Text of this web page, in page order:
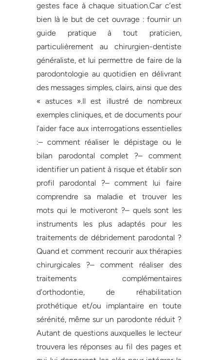
gestes face à chaque situation.Car c’est
bien là le but de cet ouvrage : fournir un
guide pratique à tout praticien,
particulièrement au chirurgien-dentiste
généraliste, et lui permettre de faire de la
parodontologie au quotidien en délivrant
des messages simples, clairs, ainsi que des
« astuces ».Il est illustré de nombreux
exemples cliniques, et de documents pour
l’aider face aux interrogations essentielles
:– comment réaliser le dépistage ou le
bilan parodontal complet ?– comment
identifier un patient à risque et établir son
profil parodontal ?– comment lui faire
comprendre sa maladie et trouver les
mots qui le motiveront ?– quels sont les
instruments les plus adaptés pour les
traitements de débridement parodontal ?
Quand et comment recourir aux thérapies
chirurgicales ?– comment réaliser des
traitements complémentaires
d’orthodontie, de réhabilitation
prothétique et/ou implantaire en toute
sérénité, même sur un parodonte réduit ?
Autant de questions auxquelles le lecteur
trouvera les réponses au fil des pages et